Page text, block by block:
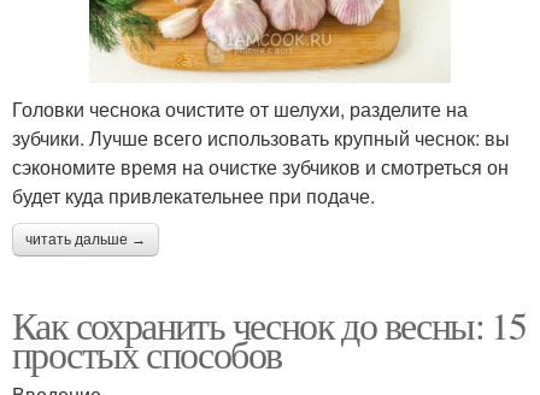
Головки чеснока очистите от шелухи, разделите на
зубчики. Лучше всего использовать крупный чеснок: вы
сэкономите время на очистке зубчиков и смотреться он
будет куда привлекательнее при подаче.
читать дальше →
Как сохранить чеснок до весны: 15
простых способов